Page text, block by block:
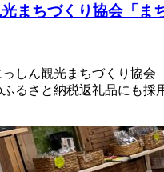
まちづくり協会「ま
しん観光まちづくり協
るさと納税返礼品にも採